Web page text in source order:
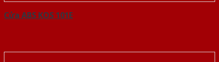
Cửa ABS KOS 101E